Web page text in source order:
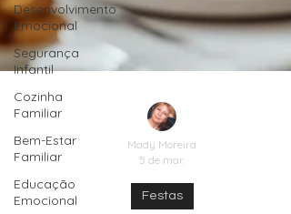
Desenvolvimento
Emocional
Segurança
Infantil
Cozinha
Familiar
Bem-Estar
Familiar
Educação
Emocional
Mady Moreira
5 de mar.